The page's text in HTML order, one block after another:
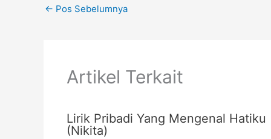
o
← Pos Sebelumnya
Artikel Terkait
Lirik Pribadi Yang Mengenal Hatiku
(Nikita)